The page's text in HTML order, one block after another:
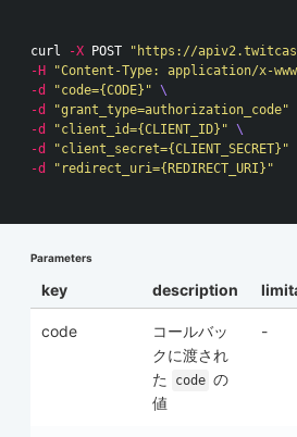
curl -X POST
"https://
-H
"Content-Type: application/x-
-d
"code={CODE}" \
-d
"grant_type=authorization_code"
-d
"client_id={CLIENT_ID}" \
-d
"client_secret={CLIENT_SECRET}"
-d
"redirect_uri={REDIRECT_URI}"
Parameters
key description
code
コールバッ
クに渡され
た
code の
値
-